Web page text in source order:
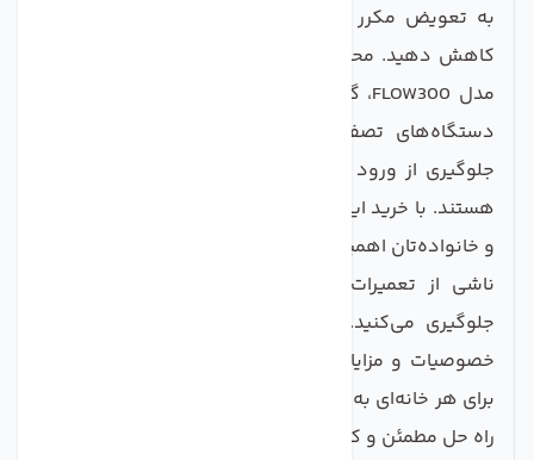
به تعویض مکرر فیلترها و تجهیزات دستگاه تصفیه را
کاهش دهید. محدود کننده فاضلاب دستگاه تصفیه آب
مدل FLOW300، گزینه‌ای ایده‌ال برای افرادی است که از
دستگاه‌های تصفیه آب استفاده می‌کنند و به دنبال
جلوگیری از ورود آلودگی‌های فاضلاب به آب شرب خود
هستند. با خرید این محصول، شما نه تنها به سلامت خود
و خانواده‌تان اهمیت می‌دهید، بلکه از هزینه‌های احتمالی
ناشی از تعمیرات و نگهداری دستگاه تصفیه آب نیز
جلوگیری می‌کنید. در نهایت، این محصول با توجه به
خصوصیات و مزایای فوق‌العاده‌اش، انتخابی هوشمندانه
برای هر خانه‌ای به شمار می‌آید. از این رو، اگر به دنبال یک
راه حل مطمئن و کارآم د برای جلوگیری از مشکلات فاضلاب